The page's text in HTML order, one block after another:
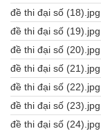
đề thi đại số (18).jpg
đề thi đại số (19).jpg
đề thi đại số (20).jpg
đề thi đại số (21).jpg
đề thi đại số (22).jpg
đề thi đại số (23).jpg
đề thi đại số (24).jpg